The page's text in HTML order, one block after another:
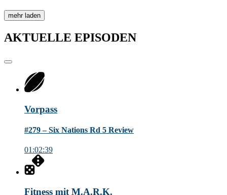
mehr laden
AKTUELLE EPISODEN
Vorpass
#279 – Six Nations Rd 5 Review
01:02:39
Fitness mit M.A.R.K.